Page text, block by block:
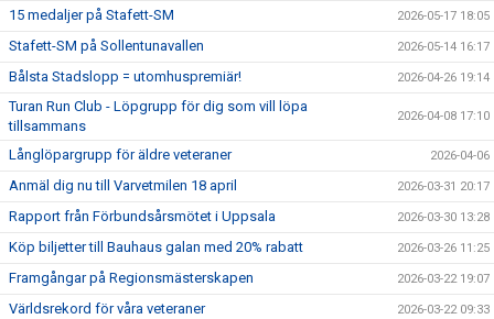
15 medaljer på Stafett-SM 2026-05-17 18:05
Stafett-SM på Sollentunavallen 2026-05-14 16:17
Bålsta Stadslopp = utomhuspremiär! 2026-04-26 19:14
Turan Run Club - Löpgrupp för dig som vill löpa
tillsammans
2026-04-08 17:10
Långlöpargrupp för äldre veteraner 2026-04-06
Anmäl dig nu till Varvetmilen 18 april 2026-03-31 20:17
Rapport från Förbundsårsmötet i Uppsala 2026-03-30 13:28
Köp biljetter till Bauhaus galan med 20% rabatt 2026-03-26 11:25
Framgångar på Regionsmästerskapen 2026-03-22 19:07
Världsrekord för våra veteraner 2026-03-22 09:33